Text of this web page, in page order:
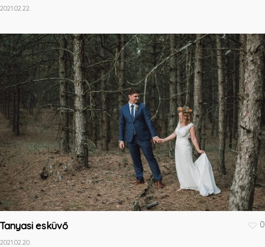
2021.02.22.
Tanyasi esküvő
2021.02.20.
0